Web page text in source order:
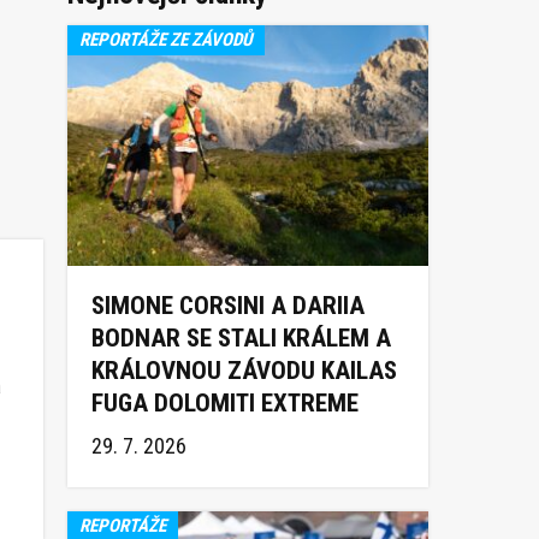
REPORTÁŽE ZE ZÁVODŮ
SIMONE CORSINI A DARIIA
BODNAR SE STALI KRÁLEM A
KRÁLOVNOU ZÁVODU KAILAS
FUGA DOLOMITI EXTREME
TRAIL 2026
29. 7. 2026
REPORTÁŽE